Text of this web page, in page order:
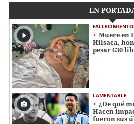
EN
FALLECIMIENTO
Muere en
Hilsaca,
pesar 630
LAMENTABLE
¿De qué
Hacen
fueron sus